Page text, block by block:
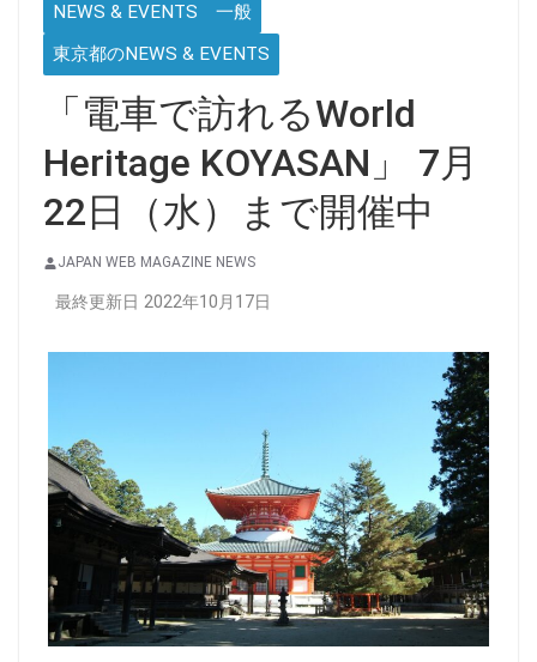
NEWS & EVENTS 一般
東京都のNEWS & EVENTS
「電車で訪れるWorld
Heritage KOYASAN」 7月
22日（水）まで開催中
JAPAN WEB MAGAZINE NEWS
最終更新日 2022年10月17日